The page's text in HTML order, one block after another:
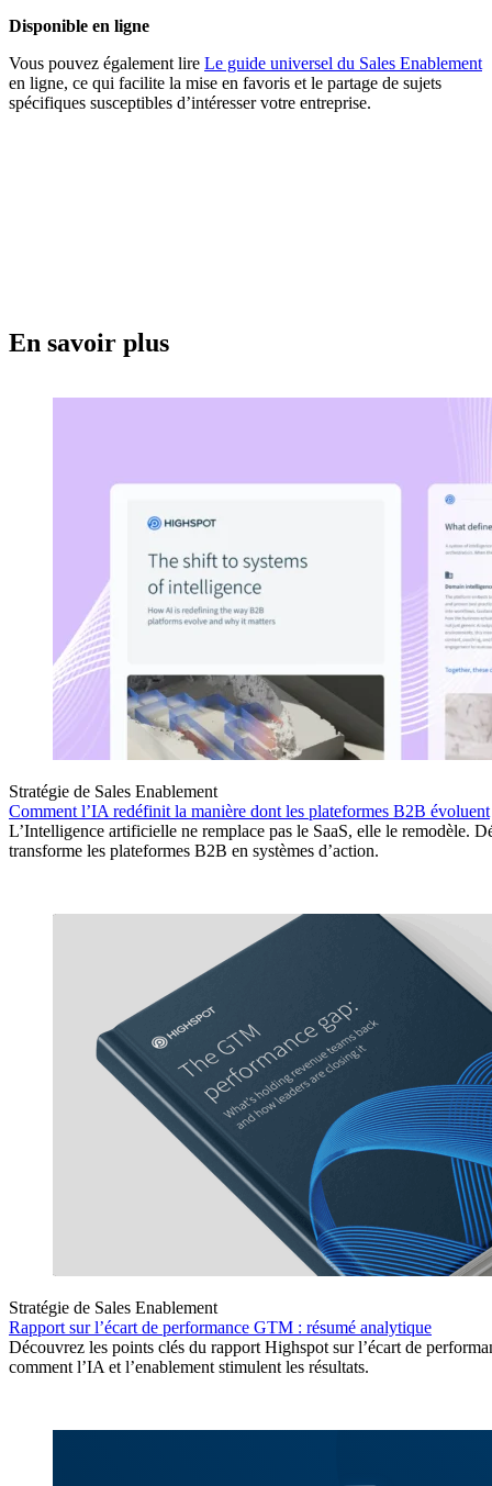
Disponible en ligne
Vous pouvez également lire Le guide universel du Sales Enablement
en ligne, ce qui facilite la mise en favoris et le partage de sujets
spécifiques susceptibles d’intéresser votre entreprise.
En savoir plus
Stratégie de Sales Enablement
Comment l’IA redéfinit la manière dont les plateformes B2B évoluent
L’Intelligence artificielle ne remplace pas le SaaS, elle le remodèle.
transforme les plateformes B2B en systèmes d’action.
Stratégie de Sales Enablement
Rapport sur l’écart de performance GTM : résumé analytique
Découvrez les points clés du rapport Highspot sur l’écart de
comment l’IA et l’enablement stimulent les résultats.